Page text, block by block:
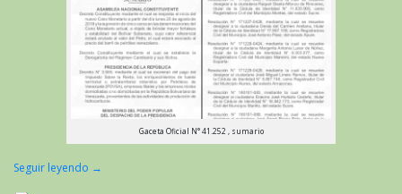
Gaceta Oficial N° 41.252 , sumario
Seguir leyendo →